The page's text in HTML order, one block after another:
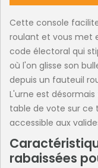
Cette console
roulant et vous met
code électoral qui
où l'on glisse son
depuis un fauteuil
L'urne est
table de vote sur
accessible aux
rabaissées